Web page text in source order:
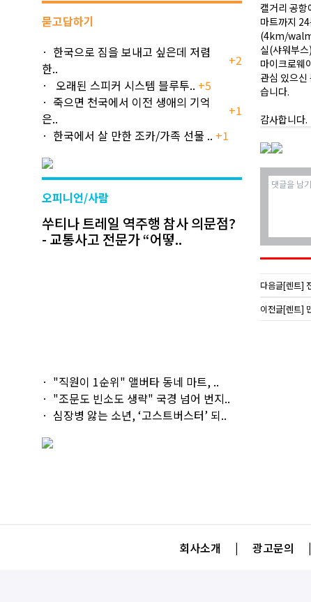
묻고답하기
한국으로 짐을 보내고 싶은데 저렴
한..
+2
오래된 스피커 시스템 블루투.. +5
죽으면 천국에서 이전 생애의 기억
은..
+1
한국에서 살 만한 조카/가족 선물 .. +1
오피니언/사람
쑤티나 트레일 역주행 참사 의문점?
- 교통사고 전문가 “어떻..
"직원이 1순위" 앨버타 동네 마트, ..
"조문도 빈소도 생략" 국경 넘어 번지..
심장병 앓는 소년, ‘고스트버스터’ 되..
캘거리 공
마트까지
(4km/
실(샤워부
마이크로웨
관심 있으
습니다.
감사합니다.
다음글[렌트]
이전글[렌트]
회사소개 | 광고문의 |